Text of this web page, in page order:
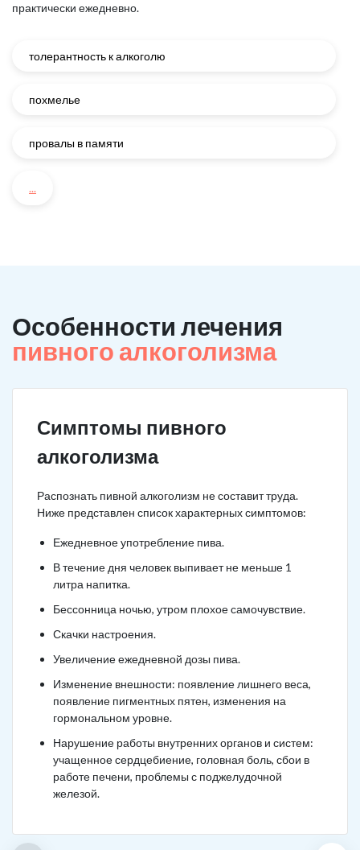
практически ежедневно.
толерантность к алкоголю
похмелье
провалы в памяти
...
Особенности лечения
пивного алкоголизма
Симптомы пивного
алкоголизма
Распознать пивной алкоголизм не составит труда.
Ниже представлен список характерных симптомов:
Ежедневное употребление пива.
В течение дня человек выпивает не меньше 1
литра напитка.
Бессонница ночью, утром плохое самочувствие.
Скачки настроения.
Увеличение ежедневной дозы пива.
Изменение внешности: появление лишнего веса,
появление пигментных пятен, изменения на
гормональном уровне.
Нарушение работы внутренних органов и систем:
учащенное сердцебиение, головная боль, сбои в
работе печени, проблемы с поджелудочной
железой.